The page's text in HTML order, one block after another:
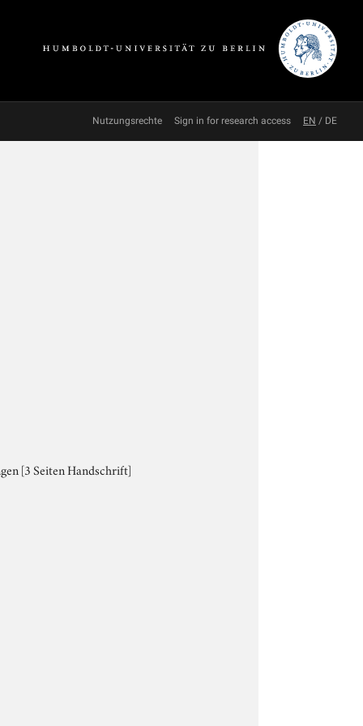
Nutzungsrechte Sign in for research access EN / DE
[3 Seiten Handschrift]